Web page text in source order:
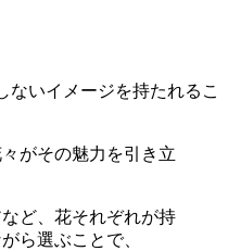
ないイメージを持たれるこ
がその魅力を引き立
ど、花それぞれが持
ら選ぶことで、